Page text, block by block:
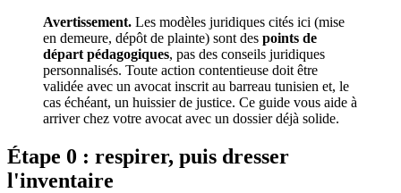
Avertissement. Les modèles juridiques cités ici (mise
en demeure, dépôt de plainte) sont des points de
départ pédagogiques, pas des conseils juridiques
personnalisés. Toute action contentieuse doit être
validée avec un avocat inscrit au barreau tunisien et, le
cas échéant, un huissier de justice. Ce guide vous aide à
arriver chez votre avocat avec un dossier déjà solide.
Étape 0 : respirer, puis dresser
l'inventaire